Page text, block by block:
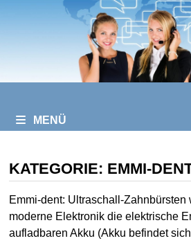
MENÜ
KATEGORIE: EMMI-
Emmi-dent: Ultraschall-
moderne Elektronik die elektrische
aufladbaren Akku (Akku befindet